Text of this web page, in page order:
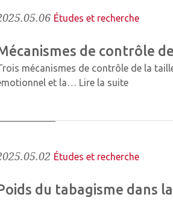
Études et recherche
de contrôle
mécanismes de contrôle de la
et la… Lire la suite
Études et recherche
du tabagisme dans